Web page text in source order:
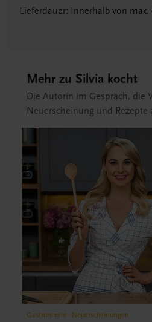
Lieferdauer: Innerhalb von
Mehr zu Silvia kocht
Die Autorin im Gespräch, die
Neuerscheinung und Rezepte
Gastronomie - Neuerscheinungen